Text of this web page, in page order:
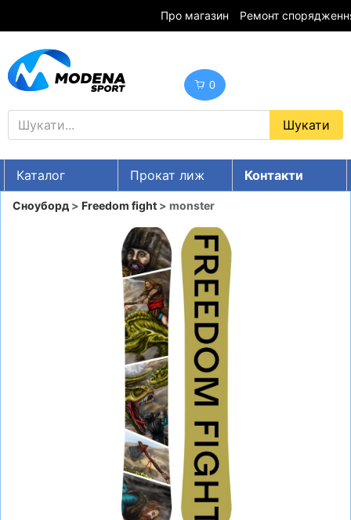
Про магазин Ремонт
0
Каталог Прокат лиж
Контакти
UA RU EN
ШОЛОМИ, ЗАХИСТ, ОКУЛЯРИ
БІГ, ФІТНЕС, М'ЯЧІ
ТЕНІС, БАДМІНТОН
Сноуборд > Freedom fight > monster